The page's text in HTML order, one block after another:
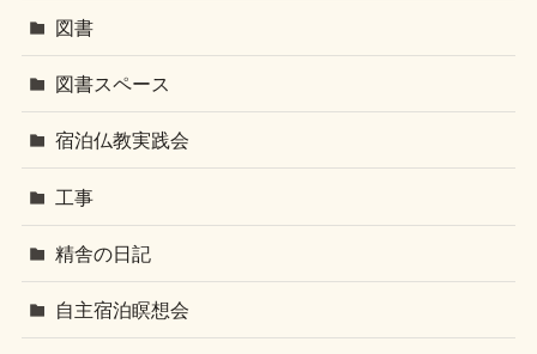
図書
図書スペース
宿泊仏教実践会
工事
精舎の日記
自主宿泊瞑想会